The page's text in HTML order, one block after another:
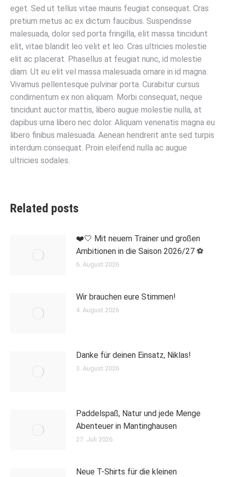
eget. Sed ut tellus vitae mauris feugiat consequat. Cras
pretium metus ac ex dictum faucibus. Suspendisse
malesuada, dolor sed porta fringilla, elit massa tincidunt
elit, vitae blandit leo velit et leo. Cras ultricies molestie
elit ac placerat. Phasellus at feugiat nunc, id molestie
diam. Ut eu elit vel massa malesuada ornare in id magna.
Vivamus pellentesque pulvinar porta. Curabitur cursus
condimentum ex non aliquam. Morbi consequat, neque
tincidunt auctor mattis, libero augue molestie nulla, at
dapibus urna libero nec dolor. Aliquam venenatis magna eu
libero finibus malesuada. Aenean hendrerit ante sed turpis
interdum consequat. Proin eleifend nulla ac augue
ultricies sodales.
Related posts
❤️🤍 Mit neuem Trainer und großen
Ambitionen in die Saison 2026/27 ⚽
6. August 2026
Wir brauchen eure Stimmen!
4. August 2026
Danke für deinen Einsatz, Niklas!
3. August 2026
Paddelspaß, Natur und jede Menge
Abenteuer in Mantinghausen
27. Juli 2026
Neue T-Shirts für die kleinen